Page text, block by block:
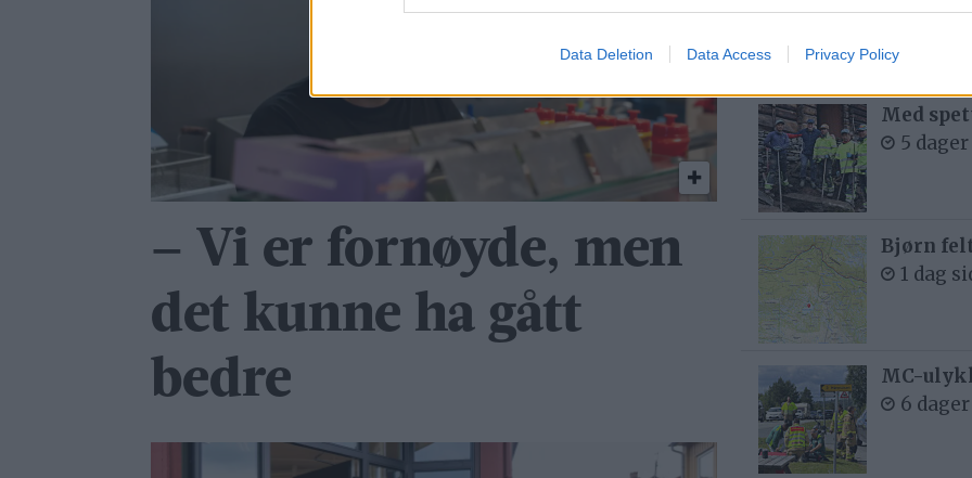
Data Deletion Data Access Privacy Policy
– Vi er fornøyde, men
det kunne ha gått
bedre
6
Med
5
Bjørn
1 dag
MC-
6